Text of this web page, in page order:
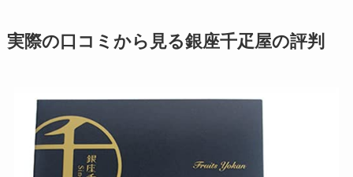
実際の口コミから見る銀座千疋屋の評判